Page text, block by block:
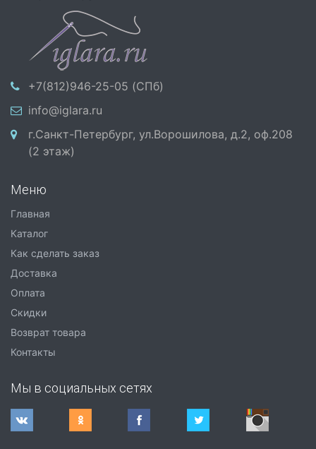
+7(812)946-25-05 (СПб)
info@iglara.ru
г.Санкт-Петербург, ул.Ворошилова, д.2, оф.208
(2 этаж)
Меню
Главная
Каталог
Как сделать заказ
Доставка
Оплата
Скидки
Возврат товара
Контакты
Мы в социальных сетях